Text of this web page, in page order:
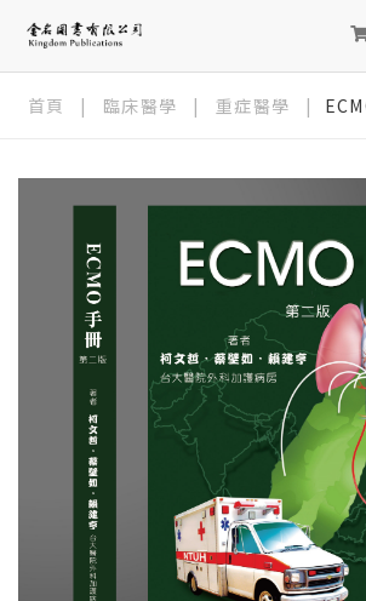
首頁 | 臨床醫學 | 重症醫學 |